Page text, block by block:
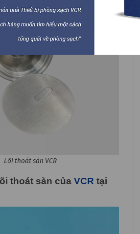
Lõi thoát sàn VCR
thoát sàn của VCR tại